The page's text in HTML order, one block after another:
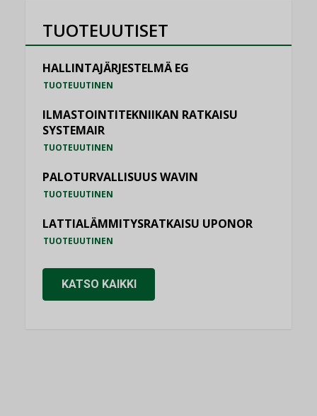
TUOTEUUTISET
HALLINTAJÄRJESTELMÄ EG
TUOTEUUTINEN
ILMASTOINTITEKNIIKAN RATKAISU
SYSTEMAIR
TUOTEUUTINEN
PALOTURVALLISUUS WAVIN
TUOTEUUTINEN
LATTIALÄMMITYSRATKAISU UPONOR
TUOTEUUTINEN
KATSO KAIKKI